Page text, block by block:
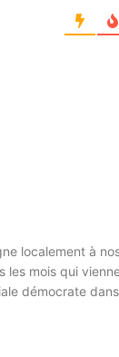
localement à
les mois qui
démocrate